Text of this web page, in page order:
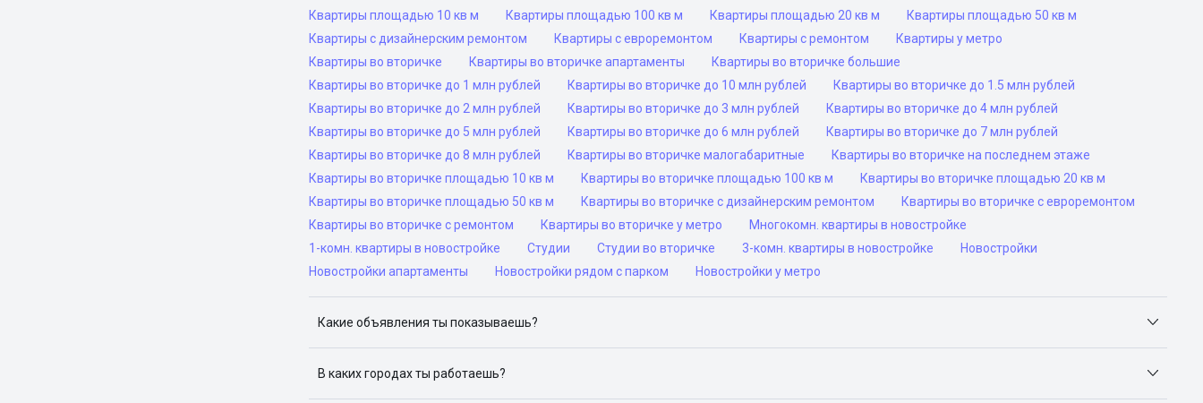
Квартиры площадью 10 кв м
Квартиры площадью 100 кв м Квартиры площадью 20 кв м
Квартиры площадью 50 кв м
Квартиры с дизайнерским ремонтом
Квартиры с евроремонтом Квартиры с ремонтом
Квартиры у метро
Квартиры во вторичке
Квартиры во вторичке апартаменты
Квартиры во вторичке большие
Квартиры во вторичке до 1 млн рублей
Квартиры во вторичке до 10 млн рублей
Квартиры во вторичке до 1.5 млн рублей
Квартиры во вторичке до 2 млн рублей
Квартиры во вторичке до 3 млн рублей
Квартиры во вторичке до 4 млн рублей
Квартиры во вторичке до 5 млн рублей
Квартиры во вторичке до 6 млн рублей
Квартиры во вторичке до 7 млн рублей
Квартиры во вторичке до 8 млн рублей
Квартиры во вторичке малогабаритные
Квартиры во вторичке на последнем этаже
Квартиры во вторичке площадью 10 кв м
Квартиры во вторичке площадью 100 кв м
Квартиры во вторичке площадью 20 кв м
Квартиры во вторичке площадью 50 кв м
Квартиры во вторичке с дизайнерским ремонтом
Квартиры во вторичке с евроремонтом
Квартиры во вторичке с ремонтом
Квартиры во вторичке у метро
Многокомн. квартиры в новостройке
1-комн. квартиры в новостройке
Студии Студии во вторичке 3-комн. квартиры в новостройке
Новостройки
Новостройки апартаменты
Новостройки рядом с парком Новостройки у метро
Какие объявления ты показываешь?
В каких городах ты работаешь?